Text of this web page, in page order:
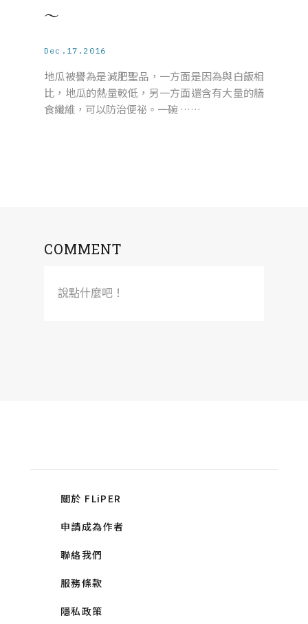
～
Dec.17.2016
地瓜被譽為是減肥聖品，一方面是因為與白飯相
比，地瓜的熱量較低，另一方面還含有大量的膳
食纖維，可以防治便祕。一碗 ……
COMMENT
說點什麼吧！
關於 FLiPER
申請成為作者
聯絡我們
服務條款
隱私政策